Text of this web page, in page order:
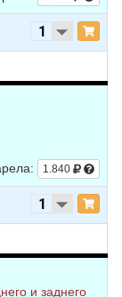
1.840
и заднего